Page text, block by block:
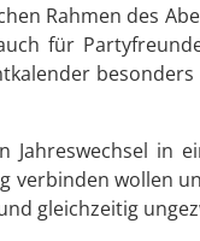
Rahmen des
für
in
wollen
gleichzeitig